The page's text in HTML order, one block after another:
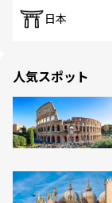
日本
人気スポット